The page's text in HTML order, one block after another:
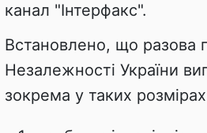
канал "Інтерфакс".
Встановлено, що разова
Незалежності України
зокрема у таких